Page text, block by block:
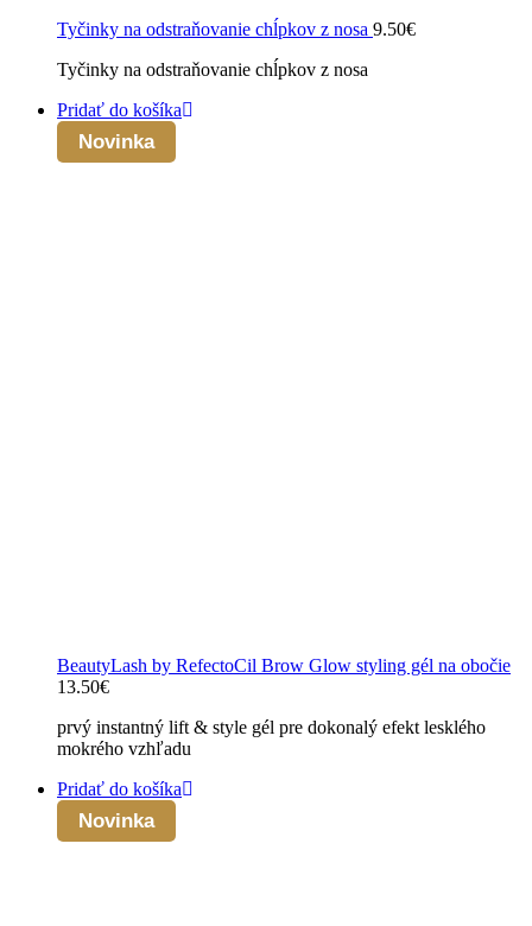
Tyčinky na odstraňovanie chĺpkov z nosa 9.50€
Tyčinky na odstraňovanie chĺpkov z nosa
Pridať do košíka
Novinka
BeautyLash by RefectoCil Brow Glow styling gél na obočie
13.50€
prvý instantný lift & style gél pre dokonalý efekt lesklého
mokrého vzhľadu
Pridať do košíka
Novinka